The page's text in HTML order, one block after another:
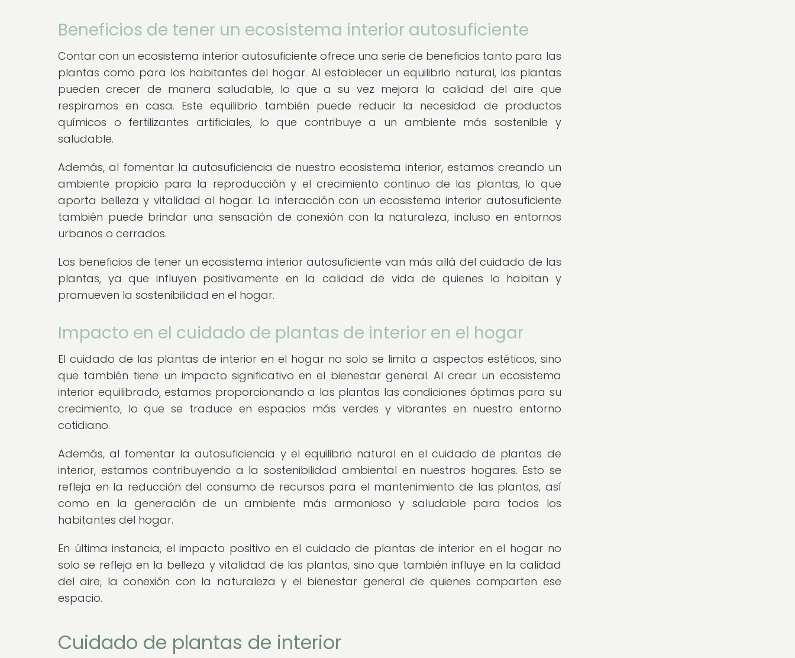
Beneficios de tener un ecosistema interior autosuficiente
Contar con un ecosistema interior autosuficiente ofrece una serie de beneficios tanto para las
plantas como para los habitantes del hogar. Al establecer un equilibrio natural, las plantas
pueden crecer de manera saludable, lo que a su vez mejora la calidad del aire que
respiramos en casa. Este equilibrio también puede reducir la necesidad de productos
químicos o fertilizantes artificiales, lo que contribuye a un ambiente más sostenible y
saludable.
Además, al fomentar la autosuficiencia de nuestro ecosistema interior, estamos creando un
ambiente propicio para la reproducción y el crecimiento continuo de las plantas, lo que
aporta belleza y vitalidad al hogar. La interacción con un ecosistema interior autosuficiente
también puede brindar una sensación de conexión con la naturaleza, incluso en entornos
urbanos o cerrados.
Los beneficios de tener un ecosistema interior autosuficiente van más allá del cuidado de las
plantas, ya que influyen positivamente en la calidad de vida de quienes lo habitan y
promueven la sostenibilidad en el hogar.
Impacto en el cuidado de plantas de interior en el hogar
El cuidado de las plantas de interior en el hogar no solo se limita a aspectos estéticos, sino
que también tiene un impacto significativo en el bienestar general. Al crear un ecosistema
interior equilibrado, estamos proporcionando a las plantas las condiciones óptimas para su
crecimiento, lo que se traduce en espacios más verdes y vibrantes en nuestro entorno
cotidiano.
Además, al fomentar la autosuficiencia y el equilibrio natural en el cuidado de plantas de
interior, estamos contribuyendo a la sostenibilidad ambiental en nuestros hogares. Esto se
refleja en la reducción del consumo de recursos para el mantenimiento de las plantas, así
como en la generación de un ambiente más armonioso y saludable para todos los
habitantes del hogar.
En última instancia, el impacto positivo en el cuidado de plantas de interior en el hogar no
solo se refleja en la belleza y vitalidad de las plantas, sino que también influye en la calidad
del aire, la conexión con la naturaleza y el bienestar general de quienes comparten ese
espacio.
Cuidado de plantas de interior